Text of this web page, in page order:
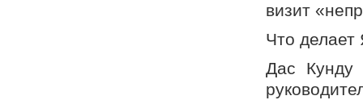
визит
Что делает
Дас Кунду